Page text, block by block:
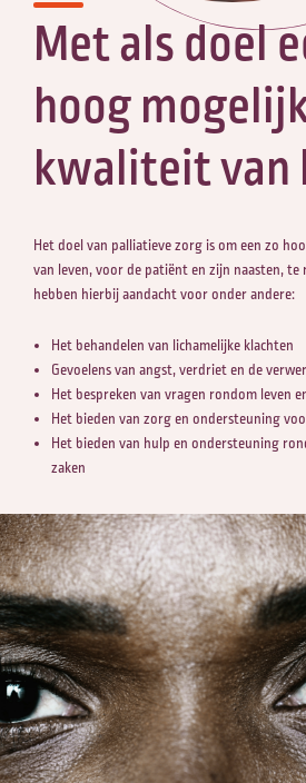
Met als doel
hoog
kwaliteit van
Het doel van palliatieve zorg is om een zo
van leven, voor de patiënt en zijn naasten, te
hebben hierbij aandacht voor onder andere:
Het behandelen van lichamelijke klachten
Gevoelens van angst, verdriet en de
Het bespreken van vragen rondom leven
Het bieden van zorg en ondersteuning
Het bieden van hulp en ondersteuning
zaken